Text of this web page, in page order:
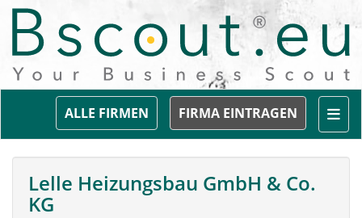
FIRMA EINTRAGEN
ALLE FIRMEN
Lelle Heizungsbau GmbH & Co.
KG